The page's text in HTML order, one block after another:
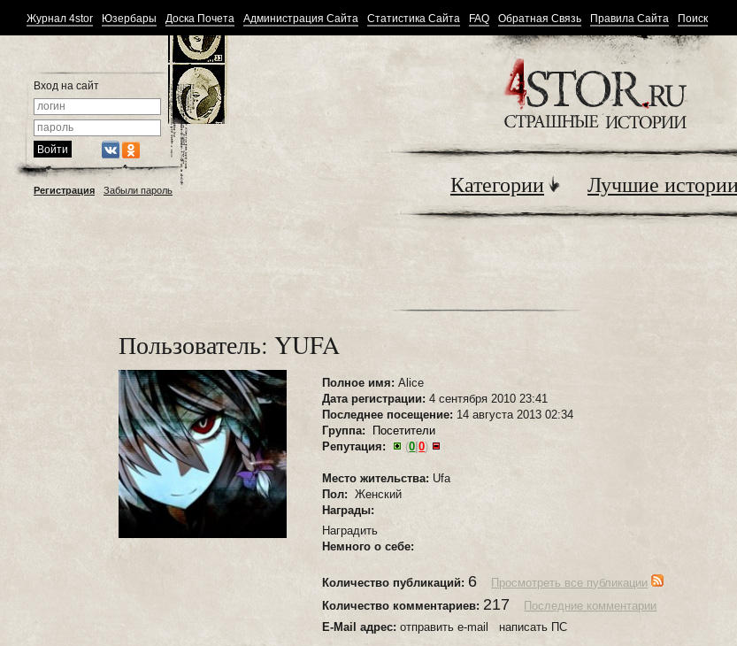
Журнал 4stor Юзербары Доска Почета Администрация Сайта Статистика Сайта FAQ Обратная Связь Правила Сайта Поиск
Вход на сайт
Регистрация Забыли пароль Категории Лучшие
Пользователь: YUFA
Полное имя:Alice
Дата регистрации:4 сентября 2010 23:41
Последнее посещение: 14 августа 2013 02:34
Группа:
Посетители
Репутация:
(0 |0)
Место жительства: Ufa
Пол:Женский
Награды:
Наградить
Немного о себе:
Количество публикаций: 6
Просмотреть все публикации
Количество комментариев: 217
Последние комментарии
E-Mail адрес:отправить e-mail написать ПС